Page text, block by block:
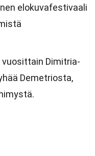
elokuvafestivaali
Dimitria-
Demetriosta,